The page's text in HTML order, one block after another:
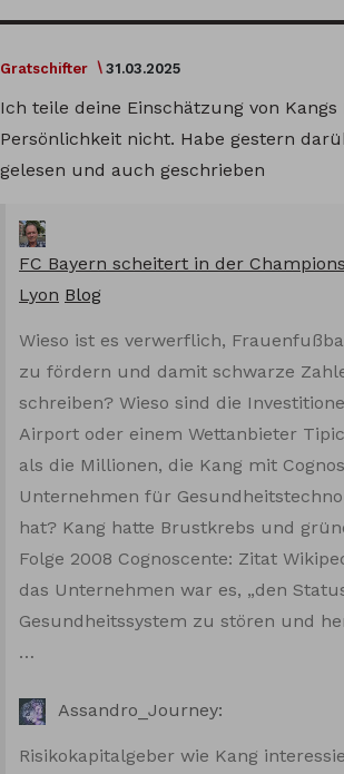
Gratschifter 31.03.2025
Ich teile deine Einschätzung von
Persönlichkeit nicht. Habe gestern
gelesen und auch geschrieben
FC Bayern scheitert in der
Lyon Blog
Wieso ist es verwerflich,
zu fördern und damit schwarze
schreiben? Wieso sind die
Airport oder einem Wettanbieter
als die Millionen, die Kang mit
Unternehmen für
hat? Kang hatte Brustkrebs und
Folge 2008 Cognoscente: Zitat
das Unternehmen war es, „den
Gesundheitssystem zu stören und
…
Assandro_Journey:
Risikokapitalgeber wie Kang